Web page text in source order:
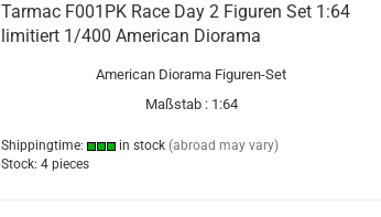
Tarmac F001PK Race Day 2 Figuren Set 1:64
limitiert 1/400 American Diorama
American Diorama Figuren-Set
Maßstab : 1:64
Shippingtime: in stock (abroad may vary)
Stock: 4 pieces